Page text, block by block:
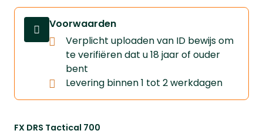
FX DRS Tactical 700
Voorwaarden
Verplicht uploaden van ID bewijs om
te verifiëren dat u 18 jaar of ouder
bent
⁠Levering binnen 1 tot 2 werkdagen